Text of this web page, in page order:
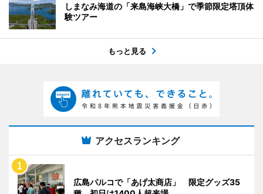
しまなみ海道の「来島海峡大橋」で季節限定塔頂体
験ツアー
もっと見る
アクセスランキング
広島パルコで「あげ太商店」 限定グッズ35